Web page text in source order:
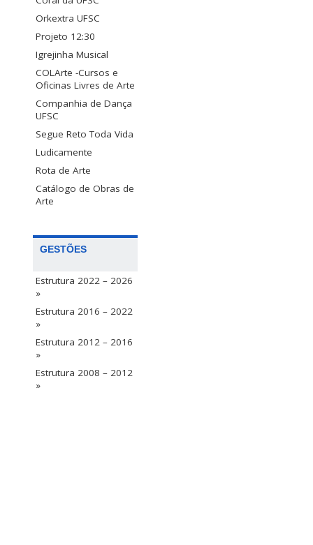
Orkextra UFSC
Projeto 12:30
Igrejinha Musical
COLArte -Cursos e
Oficinas Livres de Arte
Companhia de Dança
UFSC
Segue Reto Toda Vida
Ludicamente
Rota de Arte
Catálogo de Obras de
Arte
GESTÕES
Estrutura 2022 – 2026
»
Estrutura 2016 – 2022
»
Estrutura 2012 – 2016
»
Estrutura 2008 – 2012
»